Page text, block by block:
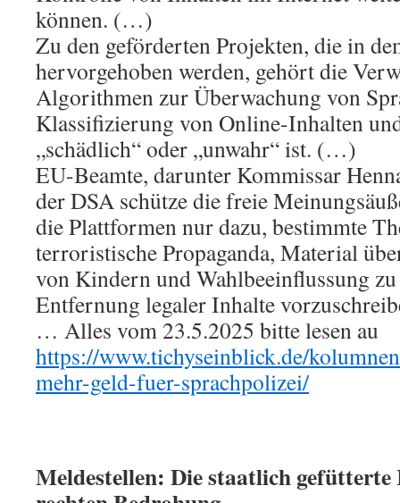
können. (…)
Zu den geförderten Projekten, die in
hervorgehoben werden, gehört die
Algorithmen zur Überwachung von
Klassifizierung von Online-Inhalten
„schädlich“ oder „unwahr“ ist. (…)
EU-Beamte, darunter Kommissar
der DSA schütze die freie
die Plattformen nur dazu, bestimmte
terroristische Propaganda, Material
von Kindern und Wahlbeeinflussung
Entfernung legaler Inhalte
… Alles vom 23.5.2025 bitte lesen au
https://www.tichyseinblick.de/
mehr-geld-fuer-sprachpolizei/
Meldestellen: Die staatlich gefütterte